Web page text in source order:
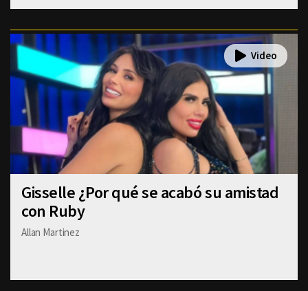
Gisselle ¿Por qué se acabó su amistad
con Ruby
Allan Martinez